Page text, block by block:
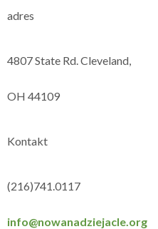
adres
4807 State Rd. Cleveland,
OH 44109
Kontakt
(216)741.0117
info@nowanadziejacle.org